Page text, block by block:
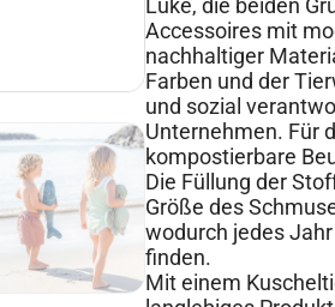
Accessoires mit
nachhaltiger
Farben und der
und sozial
Unternehmen. Für
kompostierbare
Die Füllung der
Größe des
wodurch jedes
finden.
Mit einem